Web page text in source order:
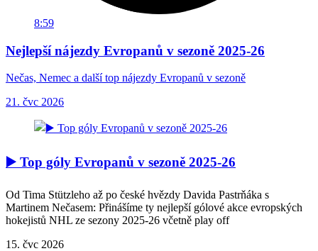
8:59
Nejlepší nájezdy Evropanů v sezoně 2025-26
Nečas, Nemec a další top nájezdy Evropanů v sezoně
21. čvc 2026
▶️ Top góly Evropanů v sezoně 2025-26
Od Tima Stützleho až po české hvězdy Davida Pastrňáka s
Martinem Nečasem: Přinášíme ty nejlepší gólové akce evropských
hokejistů NHL ze sezony 2025-26 včetně play off
15. čvc 2026